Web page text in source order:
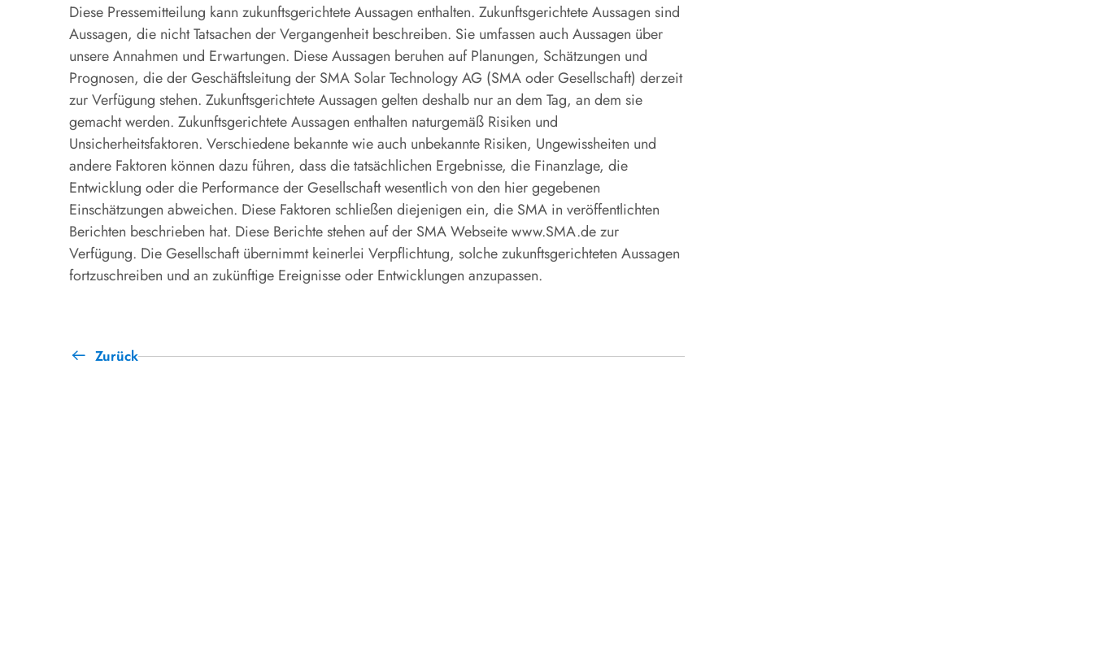
Diese Pressemitteilung kann zukunftsgerichtete Aussagen enthalten. Zukunftsgerichtete Aussagen sind
Aussagen, die nicht Tatsachen der Vergangenheit beschreiben. Sie umfassen auch Aussagen über
unsere Annahmen und Erwartungen. Diese Aussagen beruhen auf Planungen, Schätzungen und
Prognosen, die der Geschäftsleitung der SMA Solar Technology AG (SMA oder Gesellschaft) derzeit
zur Verfügung stehen. Zukunftsgerichtete Aussagen gelten deshalb nur an dem Tag, an dem sie
gemacht werden. Zukunftsgerichtete Aussagen enthalten naturgemäß Risiken und
Unsicherheitsfaktoren. Verschiedene bekannte wie auch unbekannte Risiken, Ungewissheiten und
andere Faktoren können dazu führen, dass die tatsächlichen Ergebnisse, die Finanzlage, die
Entwicklung oder die Performance der Gesellschaft wesentlich von den hier gegebenen
Einschätzungen abweichen. Diese Faktoren schließen diejenigen ein, die SMA in veröffentlichten
Berichten beschrieben hat. Diese Berichte stehen auf der SMA Webseite www.SMA.de zur
Verfügung. Die Gesellschaft übernimmt keinerlei Verpflichtung, solche zukunftsgerichteten Aussagen
fortzuschreiben und an zukünftige Ereignisse oder Entwicklungen anzupassen.
Zurück